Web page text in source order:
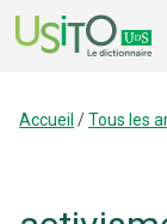
Accueil /Tous les